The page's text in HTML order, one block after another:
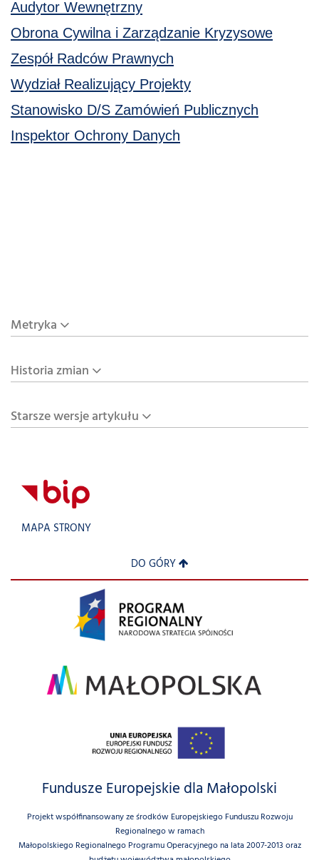
Audytor Wewnętrzny
Obrona Cywilna i Zarządzanie Kryzysowe
Zespół Radców Prawnych
Wydział Realizujący Projekty
Stanowisko D/S Zamówień Publicznych
Inspektor Ochrony Danych
Metryka
Historia zmian
Starsze wersje artykułu
MAPA STRONY
DO GÓRY
Fundusze Europejskie dla Małopolski
Projekt współfinansowany ze środków Europejskiego Funduszu Rozwoju
Regionalnego w ramach
Małopolskiego Regionalnego Programu Operacyjnego na lata 2007-2013 oraz